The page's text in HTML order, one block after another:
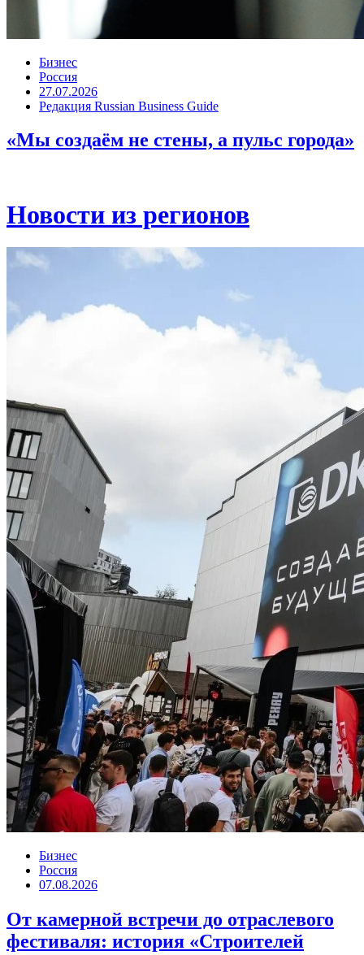
Бизнес
Россия
27.07.2026
Редакция Russian Business Guide
«Мы создаём не стены, а пульс города»
Новости из регионов
Бизнес
Россия
07.08.2026
От камерной встречи до отраслевого
фестиваля: история «Строителей